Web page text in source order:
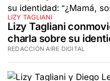
LIZY TAGLIANI
Lizy Tagliani
charla sobre su
REDACCIÓN AIRE DIGITAL